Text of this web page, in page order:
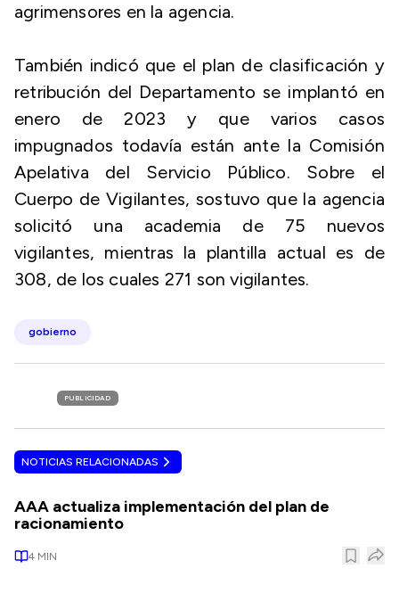
agrimensores en la agencia.
También indicó que el plan de clasificación y
retribución del Departamento se implantó en
enero de 2023 y que varios casos
impugnados todavía están ante la Comisión
Apelativa del Servicio Público. Sobre el
Cuerpo de Vigilantes, sostuvo que la agencia
solicitó una academia de 75 nuevos
vigilantes, mientras la plantilla actual es de
308, de los cuales 271 son vigilantes.
gobierno
PUBLICIDAD
NOTICIAS RELACIONADAS
AAA actualiza implementación del plan de
racionamiento
4 MIN